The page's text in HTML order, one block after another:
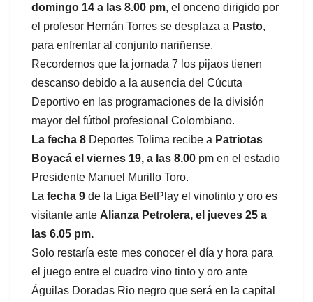
domingo 14 a las 8.00 pm, el onceno dirigido por
el profesor Hernán Torres se desplaza a Pasto,
para enfrentar al conjunto nariñense.
Recordemos que la jornada 7 los pijaos tienen
descanso debido a la ausencia del Cúcuta
Deportivo en las programaciones de la división
mayor del fútbol profesional Colombiano.
La fecha 8 Deportes Tolima recibe a Patriotas
Boyacá el viernes 19, a las 8.00 pm en el estadio
Presidente Manuel Murillo Toro.
La fecha 9 de la Liga BetPlay el vinotinto y oro es
visitante ante Alianza Petrolera, el jueves 25 a
las 6.05 pm.
Solo restaría este mes conocer el día y hora para
el juego entre el cuadro vino tinto y oro ante
Águilas Doradas Rio negro que será en la capital